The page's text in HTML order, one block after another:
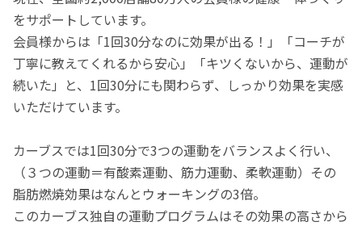
をサポートしています。
会員様からは「1回30分なのに効果が出る！」「コーチが
丁寧に教えてくれるから安心」「キツくないから、運動が
続いた」と、1回30分にも関わらず、しっかり効果を実感
いただけています。
カーブスでは1回30分で3つの運動をバランスよく行い、
（３つの運動＝有酸素運動、筋力運動、柔軟運動）その
脂肪燃焼効果はなんとウォーキングの3倍。
このカーブス独自の運動プログラムはその効果の高さから